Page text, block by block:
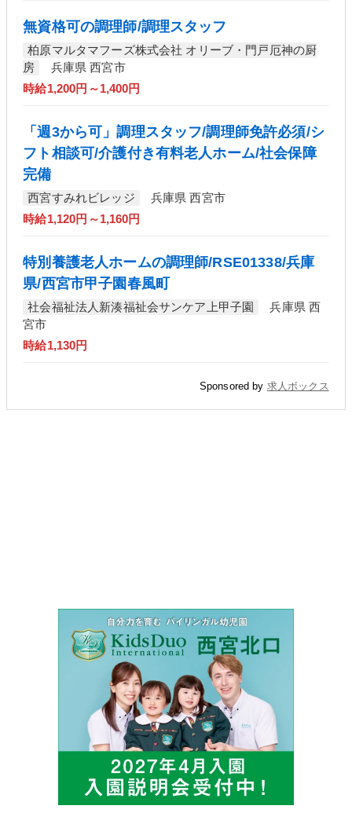
無資格可の調理師/調理スタッフ
柏原マルタマフーズ株式会社 オリーブ・門戸厄神の厨
房
兵庫県 西宮市
時給1,200円～1,400円
「週3から可」調理スタッフ/調理師免許必須/シ
フト相談可/介護付き有料老人ホーム/社会保障
完備
西宮すみれビレッジ
兵庫県 西宮市
時給1,120円～1,160円
特別養護老人ホームの調理師/RSE01338/兵庫
県/西宮市甲子園春風町
社会福祉法人新湊福祉会サンケア上甲子園
兵庫県 西
宮市
時給1,130円
Sponsored by 求人ボックス